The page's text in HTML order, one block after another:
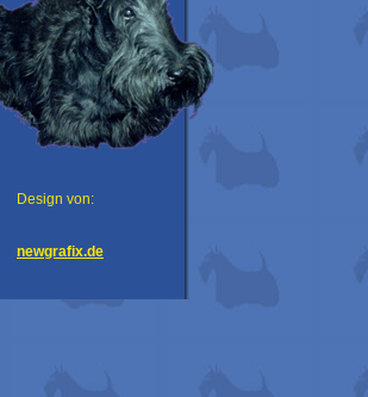
Design von:
newgrafix.de